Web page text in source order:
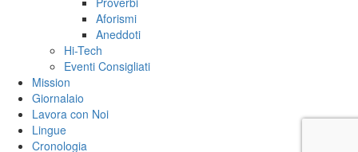
Aforismi
Aneddoti
Hi-Tech
Eventi Consigliati
Mission
Giornalaio
Lavora con Noi
Lingue
Cronologia